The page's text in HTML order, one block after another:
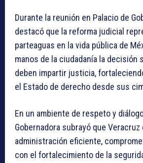
Durante la reunión en Palacio de
destacó que la reforma judicial
parteaguas en la vida pública de
manos de la ciudadanía la decisión
deben impartir justicia,
el Estado de derecho desde sus
En un ambiente de respeto y
Gobernadora subrayó que
administración eficiente,
con el fortalecimiento de la